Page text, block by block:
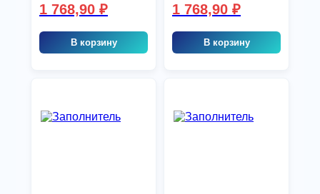
1 768,90 ₽
В корзину
1 768,90 ₽
В корзину